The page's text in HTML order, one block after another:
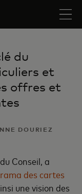
du
et
offres et
DOURIEZ
Conseil, a
des cartes
une vision des